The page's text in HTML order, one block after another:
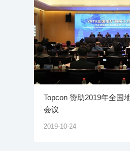
Topcon 赞助2019年全国
会议
2019-10-24